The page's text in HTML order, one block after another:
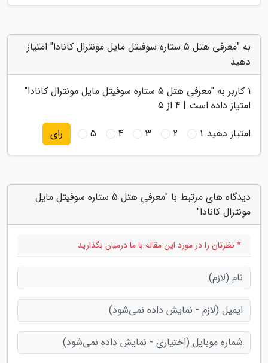
به "معرفی هتل 5 ستاره سوفیتل مایل مونترال کانادا" امتیاز
دهید
1 کاربر به "معرفی هتل 5 ستاره سوفیتل مایل مونترال کانادا
"
امتیاز داده است | 4 از 5
امتیاز دهید:1
2
3
4
5 رای
دیدگاه های مرتبط با "معرفی هتل 5 ستاره سوفیتل مایل
مونترال کانادا"
* نظرتان را در مورد این مقاله با ما درمیان بگذارید